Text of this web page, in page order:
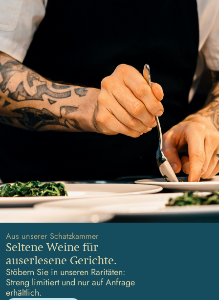
Aus unserer Schatzkammer
Seltene Weine für
auserlesene Gerichte.
Stöbern Sie in unseren Raritäten:
Streng limitiert und nur auf Anfrage
erhältlich.